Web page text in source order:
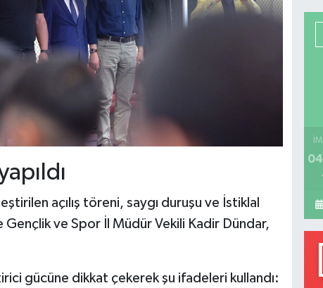
açılış töreni, saygı duruşu ve İstiklal
Gençlik ve Spor İl Müdür Vekili Kadir Dündar,
gücüne dikkat çekerek şu ifadeleri kullandı: